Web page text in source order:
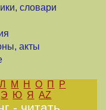
словари
акты
Л М Н О П
Р
Э Ю Я AZ